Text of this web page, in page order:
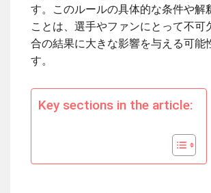
す。このルールの具体的な条件や解
ことは、選手やファンにとって不可
合の結果に大きな影響を与える可能
す。
Key sections in the article: